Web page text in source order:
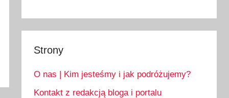
Strony
O nas | Kim jesteśmy i jak podróżujemy?
Kontakt z redakcją bloga i portalu